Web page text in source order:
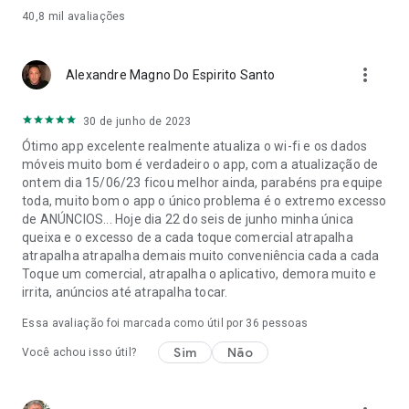
• Obtenha informações detalhadas sobre sua rede Wi-Fi
- Nome e status do Wi-Fi
- Endereço IP
- Velocidade da ligação
- Tipo de criptografia
- Canal e Frequência
- DNS1 e DNS2
40,8 mil avaliações
Alexandre Magno Do Espirito Santo more_vert
30 de junho de 2023
Ótimo app excelente realmente atualiza o wi-fi e os dados
móveis muito bom é verdadeiro o app, com a atualização de
ontem dia 15/06/23 ficou melhor ainda, parabéns pra equipe
toda, muito bom o app o único problema é o extremo excesso
de ANÚNCIOS... Hoje dia 22 do seis de junho minha única
queixa e o excesso de a cada toque comercial atrapalha
atrapalha atrapalha demais muito conveniência cada a cada
Toque um comercial, atrapalha o aplicativo, demora muito e
irrita, anúncios até atrapalha tocar.
Essa avaliação foi marcada como útil por 36 pessoas
Você achou isso útil? Sim Não